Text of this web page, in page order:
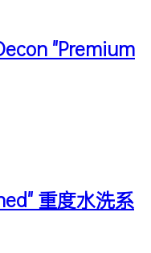
"Premium
重度水洗系